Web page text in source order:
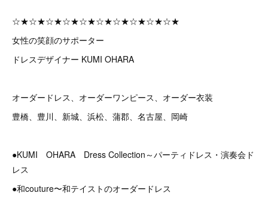
☆★☆★☆★☆★☆★☆★☆★☆★☆★☆★
女性の笑顔のサポーター
ドレスデザイナー KUMI OHARA
オーダードレス、オーダーワンピース、オーダー衣装
豊橋、豊川、新城、浜松、蒲郡、名古屋、岡崎
●KUMI OHARA Dress Collection～パーティドレス・演奏会ド
レス
●和couture〜和テイストのオーダードレス